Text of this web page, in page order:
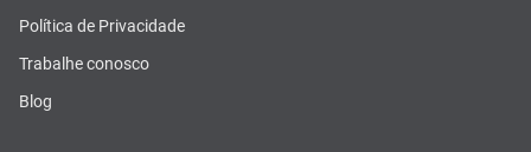
Política de Privacidade
Trabalhe conosco
Blog